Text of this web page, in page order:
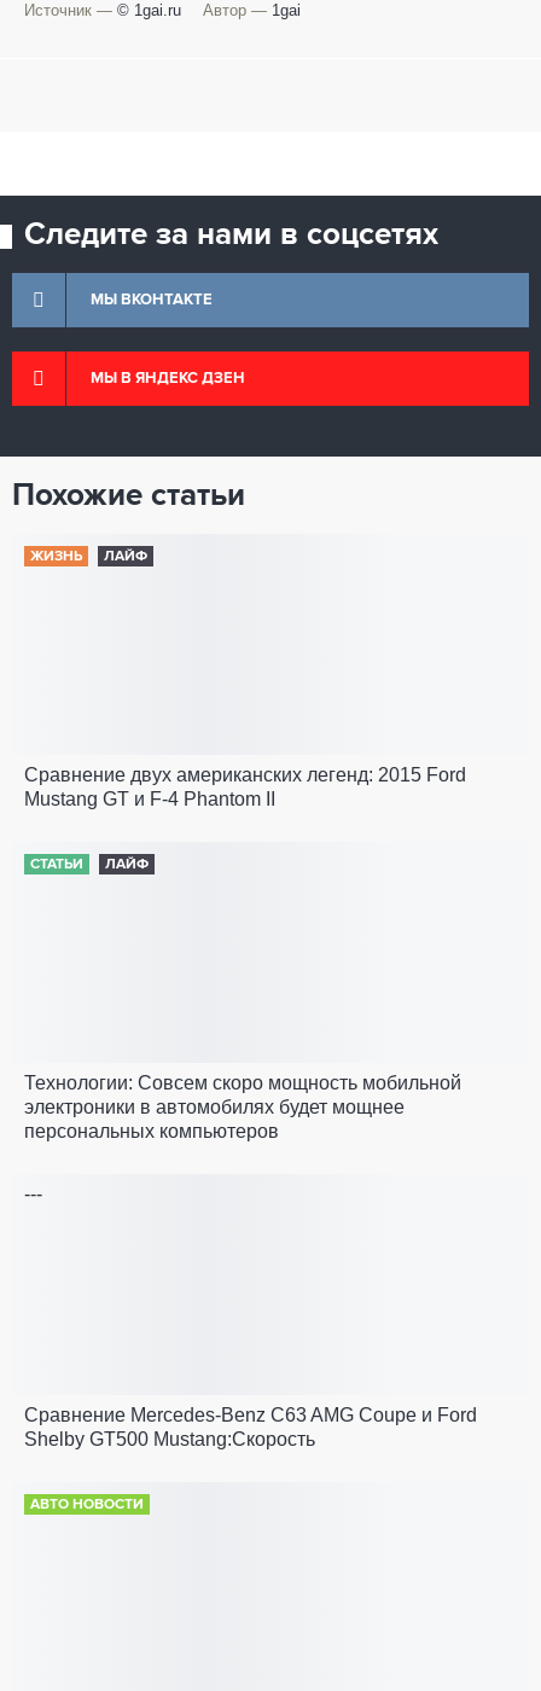
Источник — © 1gai.ru Автор — 1gai
Следите за нами в соцсетях
МЫ ВКОНТАКТЕ
МЫ В ЯНДЕКС ДЗЕН
Похожие статьи
ЖИЗНЬ ЛАЙФ
Сравнение двух американских легенд: 2015 Ford
Mustang GT и F-4 Phantom II
СТАТЬИ ЛАЙФ
Технологии: Совсем скоро мощность мобильной
электроники в автомобилях будет мощнее
персональных компьютеров
---
Сравнение Mercedes-Benz C63 AMG Coupe и Ford
Shelby GT500 Mustang:Скорость
АВТО НОВОСТИ